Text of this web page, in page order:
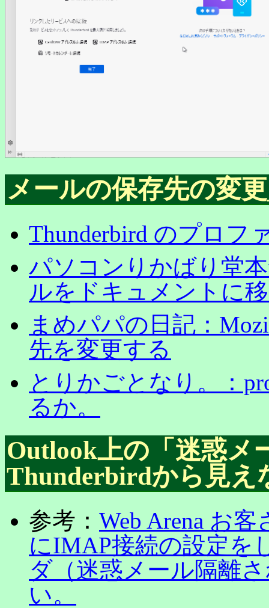
メールの保存先の変更
Thunderbird のプロフ
パソコンりかばり堂
ルをドキュメントに
まめパパの日記：
先を変更する
とりかごとなり。：
るか。
Outlook上の「迷惑メ
Thunderbirdから見え
参考： Web Arena お
にIMAP接続の設定を
ダ（迷惑メール隔離
い。